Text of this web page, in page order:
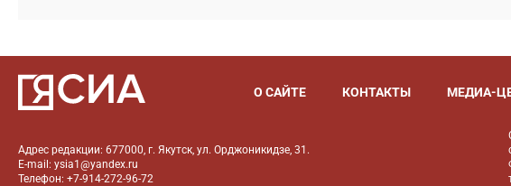
О САЙТЕ КОНТАКТЫ МЕДИА-
Адрес редакции: 677000, г. Якутск, ул. Орджоникидзе, 31.
E-mail: ysia1@yandex.ru
Телефон: +7-914-272-96-72